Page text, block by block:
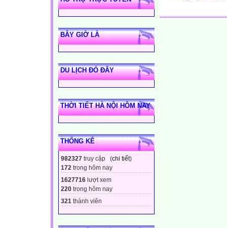
BÂY GIỜ LÀ
DU LỊCH ĐÓ ĐÂY
THỜI TIẾT HÀ NỘI HÔM NAY
THỐNG KÊ
982327 truy cập (chi tiết)
172 trong hôm nay
1627716 lượt xem
220 trong hôm nay
321 thành viên